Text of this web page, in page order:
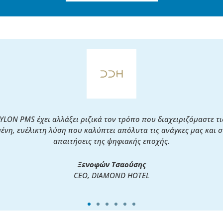
PMS έχουμε ενοποιήσει λογιστήριο, F&B, αποθήκη σε ένα
χρόνο και αποκτήσαμε real-time εικόνα της επιχείρησης.
εργαλείο είναι ανεκτίμητο.
Λευτέρης Καραταράκης,
Chairman & Managing Director, KARATARAKIS HOTELS &